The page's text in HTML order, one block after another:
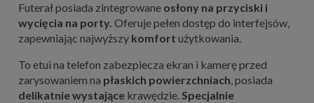
Futerał posiada zintegrowane osłony na przyciski i
wycięcia na porty. Oferuje pełen dostęp do interfejsów,
zapewniając najwyższy komfort użytkowania.
To etui na telefon zabezpiecza ekran i kamerę przed
zarysowaniem na płaskich powierzchniach, posiada
delikatnie wystające krawędzie.Specjalnie